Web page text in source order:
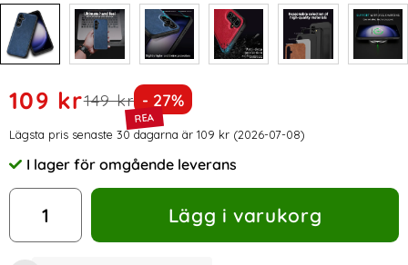
Handla denna produkt Samsung Galaxy A05s 4G Skal
rea pris
109 krtidigare pris
149 kr Priset är nedsatt med
- 27%
Prishistorik
Lägsta pris senaste 30 dagarna är 109 kr (2026-07-08)
Tillgänglighet:
I lager för omgående leverans
antal
Lägg i varukorg